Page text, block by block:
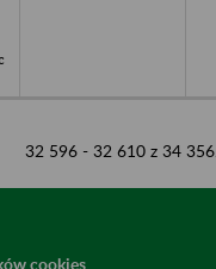
32 596 - 32 610 z 34 356.
cookies